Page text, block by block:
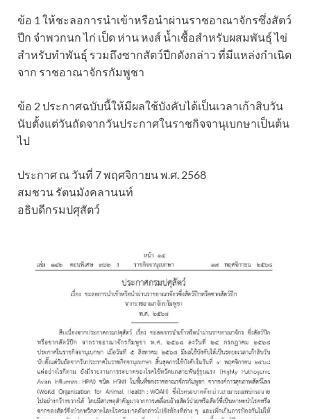
ข้อ 1 ให้ชะลอการนำเข้าหรือนำผ่านราชอาณาจักรซึ่งสัตว์
ปีก จำพวกนก ไก่ เป็ด ห่าน หงส์ น้ำเชื้อสำหรับผสมพันธุ์ ไข่
สำหรับทำพันธุ์ รวมถึงซากสัตว์ปีกดังกล่าว ที่มีแหล่งกำเนิด
จาก ราชอาณาจักรกัมพูชา
ข้อ 2 ประกาศฉบับนี้ให้มีผลใช้บังคับได้เป็นเวลาเก้าสิบวัน
นับตั้งแต่วันถัดจากวันประกาศในราชกิจจานุเบกษาเป็นต้น
ไป
ประกาศ ณ วันที่ 7 พฤศจิกายน พ.ศ. 2568
สมชวน รัตนมังคลานนท์
อธิบดีกรมปศุสัตว์